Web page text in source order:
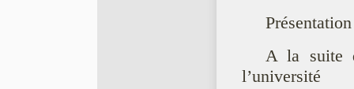
A la suite
l’université